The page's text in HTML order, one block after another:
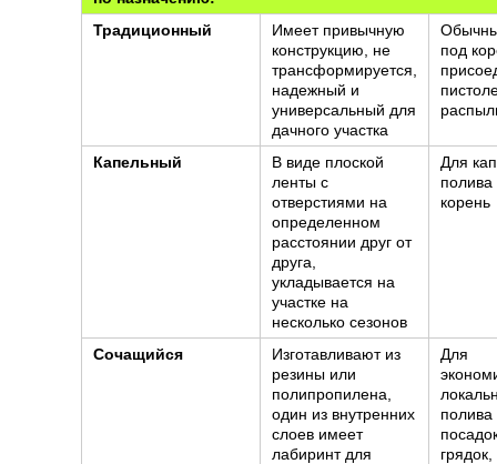
Традиционный
Имеет привычную
конструкцию, не
трансформируется,
надежный и
универсальный для
дачного участка
под
Капельный
В виде плоской
ленты с
отверстиями на
определенном
расстоянии друг от
друга,
укладывается на
участке на
несколько сезонов
Для
полива
корень
Сочащийся
Изготавливают из
резины или
полипропилена,
один из внутренних
слоев имеет
лабиринт для
Для